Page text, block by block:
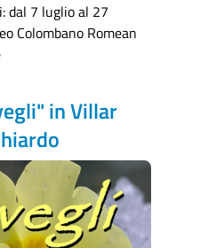
dal 7 luglio al 27
Colombano Romean
in Villar